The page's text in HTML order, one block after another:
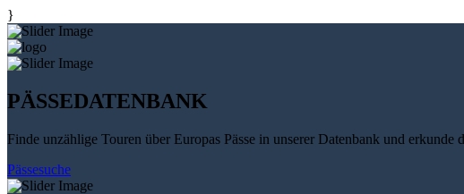
}
PÄSSEDATENBANK
Finde unzählige Touren über Europas Pässe in unserer Datenbank und
Pässesuche